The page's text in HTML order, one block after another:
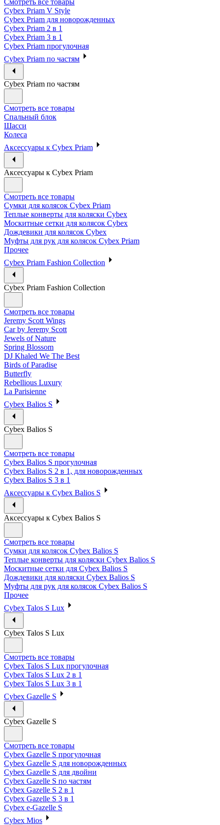
Cybex Priam V Style
Cybex Priam для новорожденных
Cybex Priam 2 в 1
Cybex Priam 3 в 1
Cybex Priam прогулочная
Cybex Priam по частям
Cybex Priam по частям
Смотреть все товары
Спальный блок
Шасси
Колеса
Аксессуары к Cybex Priam
Аксессуары к Cybex Priam
Смотреть все товары
Сумки для колясок Cybex Priam
Теплые конверты для коляски Cybex
Москитные сетки для колясок Cybex
Дождевики для колясок Cybex
Муфты для рук для колясок Cybex Priam
Прочее
Cybex Priam Fashion Collection
Cybex Priam Fashion Collection
Смотреть все товары
Jeremy Scott Wings
Car by Jeremy Scott
Jewels of Nature
Spring Blossom
DJ Khaled We The Best
Birds of Paradise
Butterfly
Rebellious Luxury
La Parisienne
Cybex Balios S
Cybex Balios S
Смотреть все товары
Cybex Balios S прогулочная
Cybex Balios S 2 в 1, для новорожденных
Cybex Balios S 3 в 1
Аксессуары к Cybex Balios S
Аксессуары к Cybex Balios S
Смотреть все товары
Сумки для колясок Cybex Balios S
Теплые конверты для коляски Cybex Balios S
Москитные сетки для Cybex Balios S
Дождевики для коляски Cybex Balios S
Муфты для рук для колясок Cybex Balios S
Прочее
Cybex Talos S Lux
Cybex Talos S Lux
Смотреть все товары
Cybex Talos S Lux прогулочная
Cybex Talos S Lux 2 в 1
Cybex Talos S Lux 3 в 1
Cybex Gazelle S
Cybex Gazelle S
Смотреть все товары
Cybex Gazelle S прогулочная
Cybex Gazelle S для новорожденных
Cybex Gazelle S для двойни
Cybex Gazelle S по частям
Cybex Gazelle S 2 в 1
Cybex Gazelle S 3 в 1
Cybex e-Gazelle S
Cybex Mios